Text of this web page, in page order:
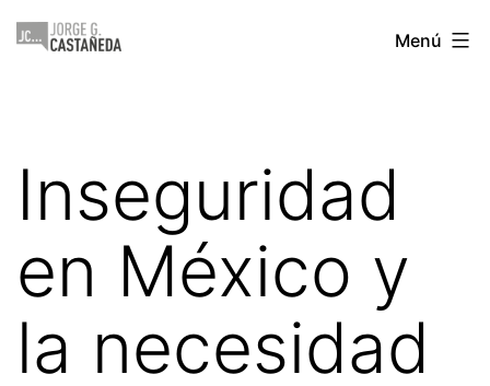
Saltar
Jorge
Menú
Inseguridad
en México y
la necesidad